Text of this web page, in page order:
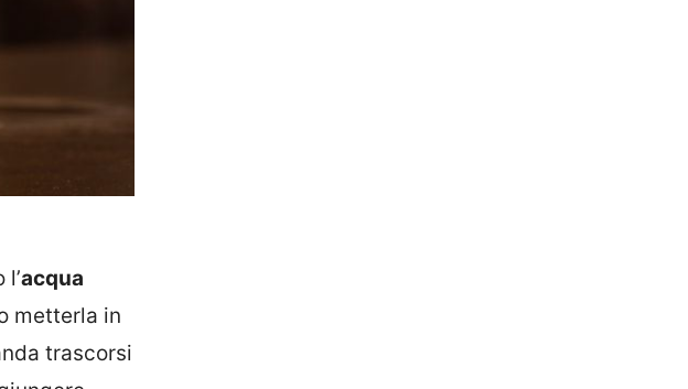
acqua
metterla in
trascorsi